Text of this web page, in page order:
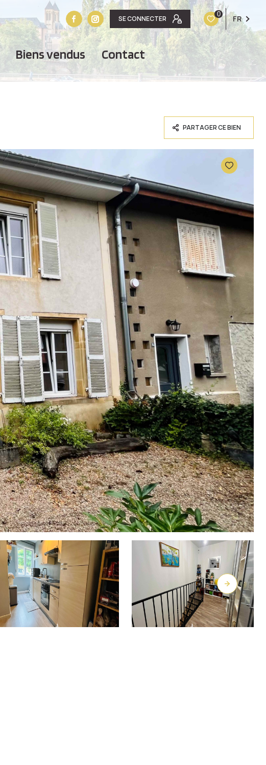
SE CONNECTER
0 FR
biens vendus contact
PARTAGER CE BIEN